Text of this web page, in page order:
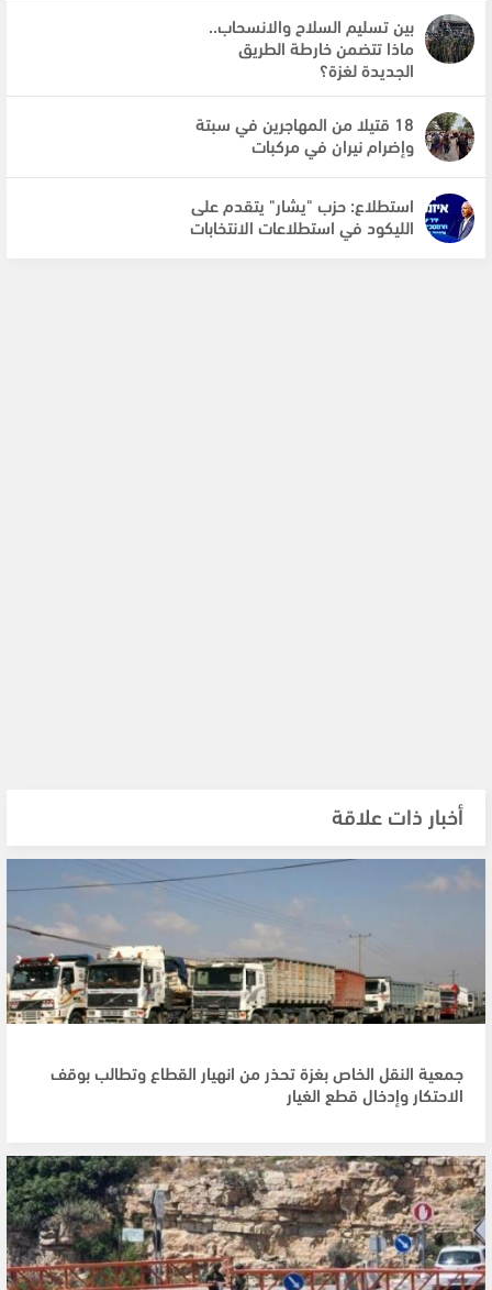
بين تسليم السلاح والانسحاب..
ماذا تتضمن خارطة الطريق
الجديدة لغزة؟
18 قتيلا من المهاجرين في سبتة
وإضرام نيران في مركبات
استطلاع: حزب "يشار" يتقدم على
الليكود في استطلاعات الانتخابات
أخبار ذات علاقة
جمعية النقل الخاص بغزة تحذر من انهيار القطاع وتطالب بوقف
الاحتكار وإدخال قطع الغيار